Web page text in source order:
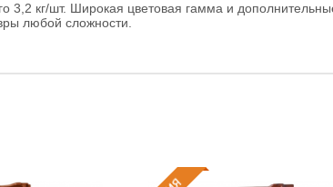
3,2 кг/шт. Широкая цветовая гамма и
любой сложности.